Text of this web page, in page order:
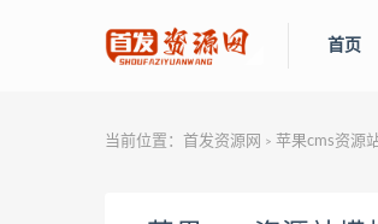
首页
当前位置： 首发资源网 > 苹果cms资源